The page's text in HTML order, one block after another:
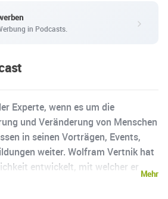
in Podcasts.
Experte, wenn es um die
und Veränderung von Menschen
in seinen Vorträgen, Events,
weiter. Wolfram Vertnik hat
entwickelt, mit welcher er
Mehr